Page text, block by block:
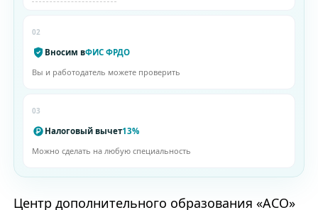
02
Вносим вФИС ФРДО
Вы и работодатель можете проверить
03
Налоговый вычет13%
Можно сделать на любую специальность
Центр дополнительного образования «АСО»